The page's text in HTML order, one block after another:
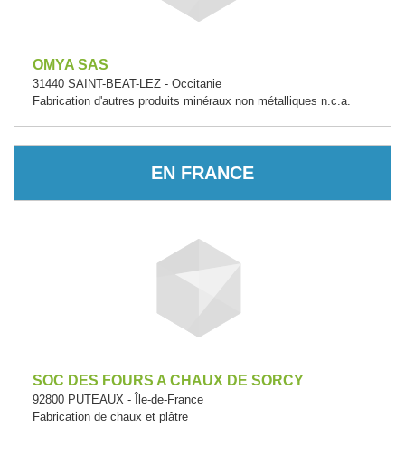
OMYA SAS
31440 SAINT-BEAT-LEZ - Occitanie
Fabrication d'autres produits minéraux non métalliques n.c.a.
EN FRANCE
SOC DES FOURS A CHAUX DE SORCY
92800 PUTEAUX - Île-de-France
Fabrication de chaux et plâtre